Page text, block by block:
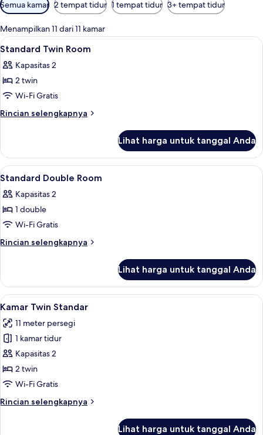
tersedia
untuk
kamar
Semua kamar 2 tempat tidur 1 tempat tidur 3+ tempat tidur
Menampilkan 11 dari 11 kamar
Lihat
semua
foto
untuk
Standard
Twin
Seprai premium, meja kerja, dan
2
Standard Twin Room
Kapasitas 2
2 twin
Wi-Fi Gratis
Rincian selengkapnya
Rincian
Standard
Twin
Room
Lihat harga untuk tanggal Anda
Lihat
semua
foto
untuk
Standard
Double
Seprai premium, meja kerja, dan
5
Standard Double Room
Kapasitas 2
1 double
Wi-Fi Gratis
Rincian selengkapnya
Rincian
Standard
Double
Room
Lihat harga untuk tanggal Anda
Lihat
semua
foto
untuk
Kamar
Twin
Standar
Kamar Twin Standar | Seprai
7
Kamar Twin Standar
11 meter persegi
1 kamar tidur
Kapasitas 2
2 twin
Wi-Fi Gratis
Rincian selengkapnya
Rincian
Lihat harga untuk tanggal Anda